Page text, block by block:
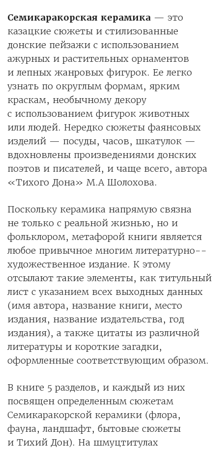
Семикаракорская керамика — это
казацкие сюжеты и стилизованные
донские пейзажи с использованием
ажурных и растительных орнаментов
и лепных жанровых фигурок. Ее легко
узнать по округлым формам, ярким
краскам, необычному декору
с использованием фигурок животных
или людей. Нередко сюжеты фаянсовых
изделий — посуды, часов, шкатулок —
вдохновлены произведениями донских
поэтов и писателей, и чаще всего, автора
«Тихого Дона» М.А Шолохова.
Поскольку керамика напрямую связна
не только с реальной жизнью, но и
фольклором, метафорой книги является
любое привычное многим литературно-­
художественное издание. К этому
отсылают такие элементы, как титульный
лист с указанием всех выходных данных
(имя автора, название книги, место
издания, название издательства, год
издания), а также цитаты из различной
литературы и короткие загадки,
оформленные соответствующим образом.
В книге 5 разделов, и каждый из них
посвящен определенным сюжетам
Семикаракорской керамики (флора,
фауна, ландшафт, бытовые сюжеты
и Тихий Дон). На шмуцтитулах